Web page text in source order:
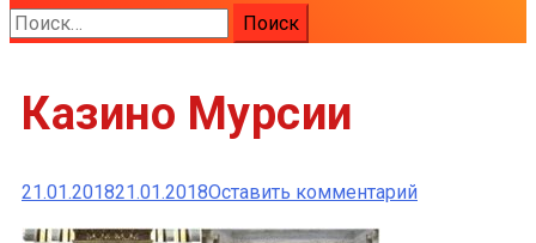
Найти:
Казино Мурсии
21.01.201821.01.2018Оставить комментарийк